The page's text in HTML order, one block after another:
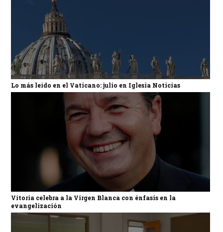
Lo más leído en el Vaticano: julio en Iglesia Noticias
Vitoria celebra a la Virgen Blanca con énfasis en la
evangelización